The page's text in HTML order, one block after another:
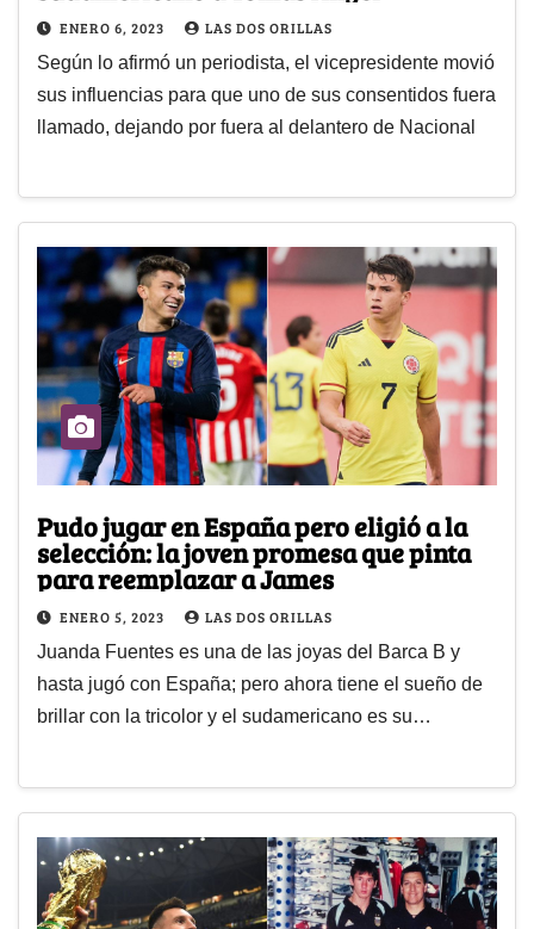
ENERO 6, 2023 LAS DOS ORILLAS
Según lo afirmó un periodista, el vicepresidente movió
sus influencias para que uno de sus consentidos fuera
llamado, dejando por fuera al delantero de Nacional
Pudo jugar en España pero eligió a la
selección: la joven promesa que pinta
para reemplazar a James
ENERO 5, 2023 LAS DOS ORILLAS
Juanda Fuentes es una de las joyas del Barca B y
hasta jugó con España; pero ahora tiene el sueño de
brillar con la tricolor y el sudamericano es su…